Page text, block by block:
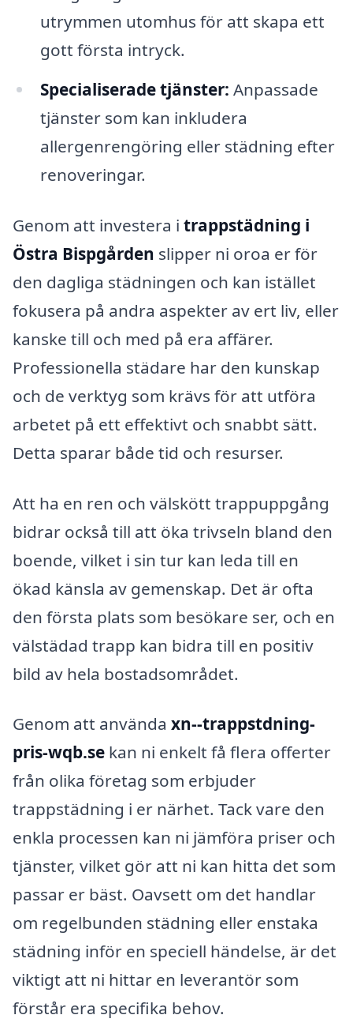
utrymmen utomhus för att skapa ett
gott första intryck.
Specialiserade tjänster: Anpassade
tjänster som kan inkludera
allergenrengöring eller städning efter
renoveringar.
Genom att investera i trappstädning i
Östra Bispgården slipper ni oroa er för
den dagliga städningen och kan istället
fokusera på andra aspekter av ert liv, eller
kanske till och med på era affärer.
Professionella städare har den kunskap
och de verktyg som krävs för att utföra
arbetet på ett effektivt och snabbt sätt.
Detta sparar både tid och resurser.
Att ha en ren och välskött trappuppgång
bidrar också till att öka trivseln bland den
boende, vilket i sin tur kan leda till en
ökad känsla av gemenskap. Det är ofta
den första plats som besökare ser, och en
välstädad trapp kan bidra till en positiv
bild av hela bostadsområdet.
Genom att använda xn--trappstdning-
pris-wqb.se kan ni enkelt få flera offerter
från olika företag som erbjuder
trappstädning i er närhet. Tack vare den
enkla processen kan ni jämföra priser och
tjänster, vilket gör att ni kan hitta det som
passar er bäst. Oavsett om det handlar
om regelbunden städning eller enstaka
städning inför en speciell händelse, är det
viktigt att ni hittar en leverantör som
förstår era specifika behov.